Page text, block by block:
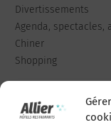
Divertissements
Agenda, spectacles,
Chiner
Shopping